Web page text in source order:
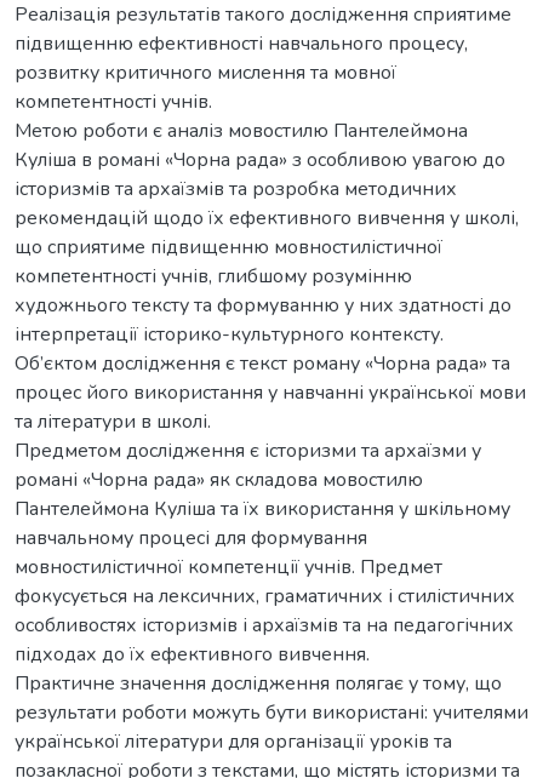
Реалізація результатів такого дослідження сприятиме
підвищенню ефективності навчального процесу,
розвитку критичного мислення та мовної
компетентності учнів.
Метою роботи є аналіз мовостилю Пантелеймона
Куліша в романі «Чорна рада» з особливою увагою до
історизмів та архаїзмів та розробка методичних
рекомендацій щодо їх ефективного вивчення у школі,
що сприятиме підвищенню мовностилістичної
компетентності учнів, глибшому розумінню
художнього тексту та формуванню у них здатності до
інтерпретації історико-культурного контексту.
Об’єктом дослідження є текст роману «Чорна рада» та
процес його використання у навчанні української мови
та літератури в школі.
Предметом дослідження є історизми та архаїзми у
романі «Чорна рада» як складова мовостилю
Пантелеймона Куліша та їх використання у шкільному
навчальному процесі для формування
мовностилістичної компетенції учнів. Предмет
фокусується на лексичних, граматичних і стилістичних
особливостях історизмів і архаїзмів та на педагогічних
підходах до їх ефективного вивчення.
Практичне значення дослідження полягає у тому, що
результати роботи можуть бути використані: учителями
української літератури для організації уроків та
позакласної роботи з текстами, що містять історизми та